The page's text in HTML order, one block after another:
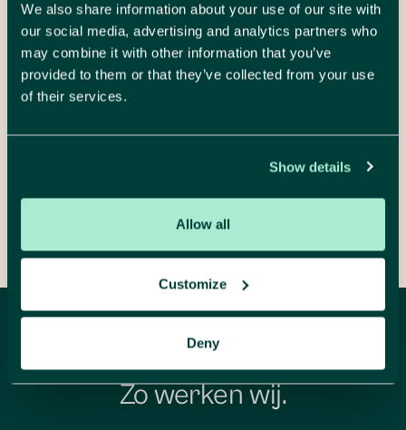
We also share information about your use of our site with
our social media, advertising and analytics partners who
may combine it with other information that you’ve
provided to them or that they’ve collected from your use
of their services.
Show details
Allow all
Customize
Deny
LEER VAN VAKMENSEN
Zo werken wij.